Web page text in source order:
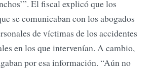
El fiscal explicó que los
se comunicaban con los abogados
de víctimas de los accidentes
en los que intervenían. A cambio,
por esa información. “Aún no